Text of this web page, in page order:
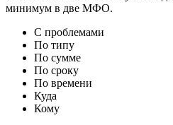
минимум в две МФО.
С проблемами
По типу
По сумме
По сроку
По времени
Куда
Кому